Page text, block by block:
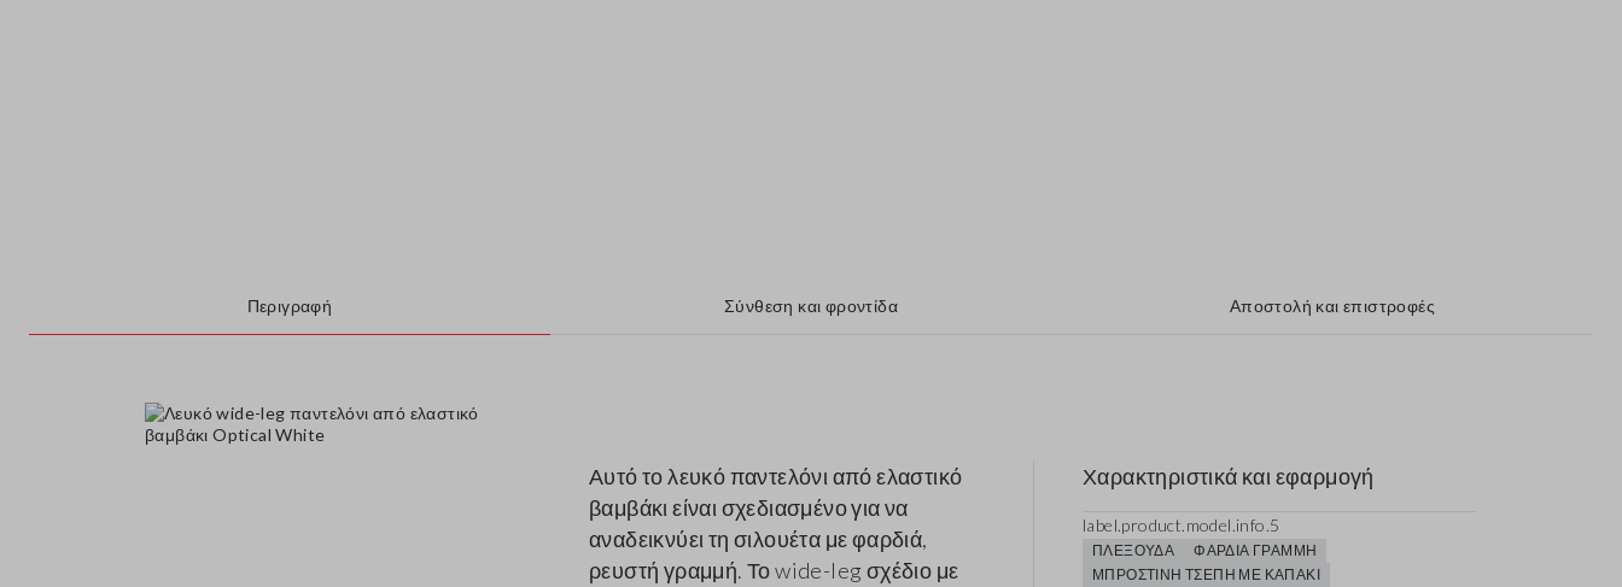
Περιγραφή Σύνθεση και φροντίδα Αποστολή και επιστροφές
Αυτό το λευκό παντελόνι από ελαστικό
βαμβάκι είναι σχεδιασμένο για να
αναδεικνύει τη σιλουέτα με φαρδιά,
ρευστή γραμμή. Το wide-leg σχέδιο με
Χαρακτηριστικά και εφαρμογή
label.product.model.info.5
ΠΛΕΞΟΎΔΑ
ΦΑΡΔΙΆ ΓΡΑΜΜΉ
ΜΠΡΟΣΤΙΝΉ ΤΣΈΠΗ ΜΕ ΚΑΠΆΚΙ